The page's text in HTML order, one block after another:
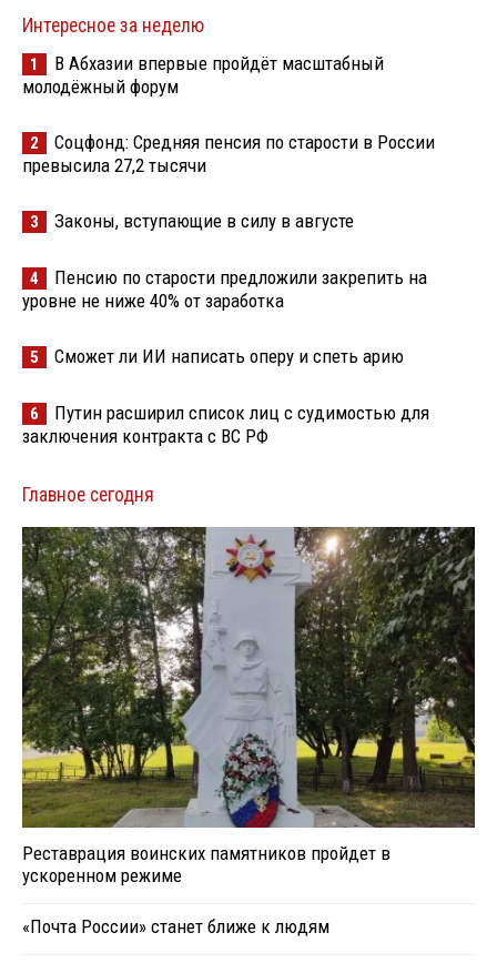
Интересное за неделю
1
В Абхазии впервые пройдёт масштабный
молодёжный форум
2
Соцфонд: Средняя пенсия по старости в России
превысила 27,2 тысячи
3 Законы, вступающие в силу в августе
4
Пенсию по старости предложили закрепить на
уровне не ниже 40% от заработка
5 Сможет ли ИИ написать оперу и спеть арию
6
Путин расширил список лиц с судимостью для
заключения контракта с ВС РФ
Главное сегодня
Реставрация воинских памятников пройдет в
ускоренном режиме
«Почта России» станет ближе к людям